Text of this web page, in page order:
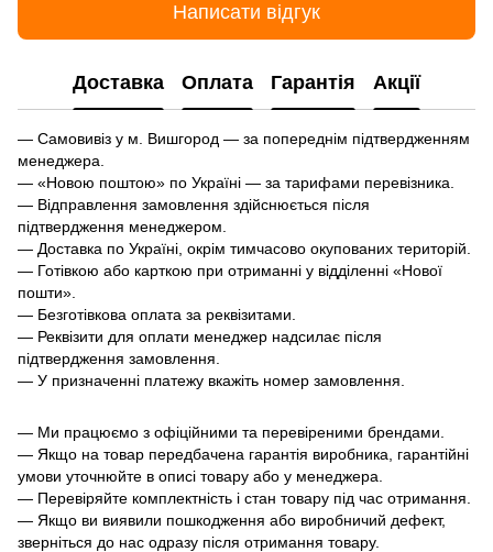
Написати відгук
Доставка Оплата Гарантія Акції
— Самовивіз у м. Вишгород — за попереднім підтвердженням
менеджера.
— «Новою поштою» по Україні — за тарифами перевізника.
— Відправлення замовлення здійснюється після
підтвердження менеджером.
— Доставка по Україні, окрім тимчасово окупованих територій.
— Готівкою або карткою при отриманні у відділенні «Нової
пошти».
— Безготівкова оплата за реквізитами.
— Реквізити для оплати менеджер надсилає після
підтвердження замовлення.
— У призначенні платежу вкажіть номер замовлення.
— Ми працюємо з офіційними та перевіреними брендами.
— Якщо на товар передбачена гарантія виробника, гарантійні
умови уточнюйте в описі товару або у менеджера.
— Перевіряйте комплектність і стан товару під час отримання.
— Якщо ви виявили пошкодження або виробничий дефект,
зверніться до нас одразу після отримання товару.